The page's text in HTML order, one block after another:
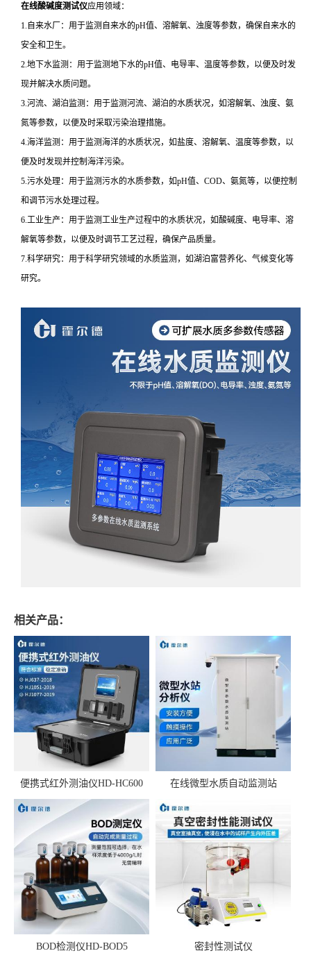
在线酸碱度测试仪应用领域：
1.自来水厂：用于监测自来水的pH值、溶解氧、浊度等参数，确保自来水的
安全和卫生。
2.地下水监测：用于监测地下水的pH值、电导率、温度等参数，以便及时发
现并解决水质问题。
3.河流、湖泊监测：用于监测河流、湖泊的水质状况，如溶解氧、浊度、氨
氮等参数，以便及时采取污染治理措施。
4.海洋监测：用于监测海洋的水质状况，如盐度、溶解氧、温度等参数，以
便及时发现并控制海洋污染。
5.污水处理：用于监测污水的水质参数，如pH值、COD、氨氮等，以便控制
和调节污水处理过程。
6.工业生产：用于监测工业生产过程中的水质状况，如酸碱度、电导率、溶
解氧等参数，以便及时调节工艺过程，确保产品质量。
7.科学研究：用于科学研究领域的水质监测，如湖泊富营养化、气候变化等
研究。
相关产品：
便携式红外测油仪HD-HC600 在线微型水质自动监测站
BOD检测仪HD-BOD5 密封性测试仪